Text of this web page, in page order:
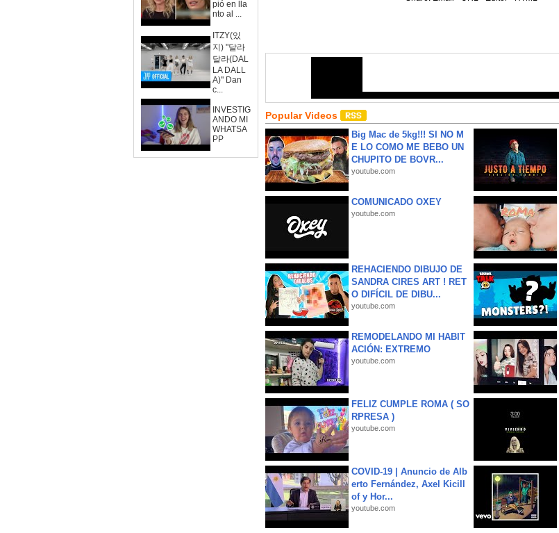
pió en lla
nto al ...
ITZY(있
지) "달라
달라(DAL
LA DALL
A)" Dan
c...
INVESTIG
ANDO MI
WHATSA
PP
Popular Videos
Big Mac de 5kg!!! SI NO M
E LO COMO ME BEBO UN
CHUPITO DE BOVR...
youtube.com
COMUNICADO OXEY
youtube.com
REHACIENDO DIBUJO DE
SANDRA CIRES ART ! RET
O DIFÍCIL DE DIBU...
youtube.com
REMODELANDO MI HABIT
ACIÓN: EXTREMO
youtube.com
FELIZ CUMPLE ROMA ( SO
RPRESA )
youtube.com
COVID-19 | Anuncio de Alb
erto Fernández, Axel Kicill
of y Hor...
youtube.com